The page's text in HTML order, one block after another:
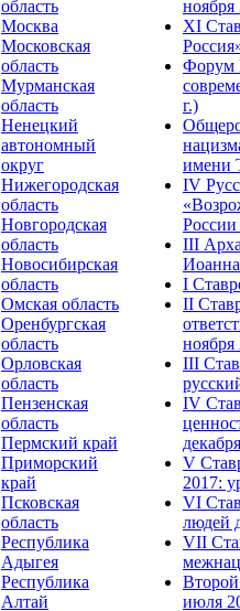
область
Москва
Московская
область
Мурманская
область
Ненецкий
автономный
округ
Нижегородская
область
Новгородская
область
Новосибирская
область
Омская область
Оренбургская
область
Орловская
область
Пензенская
область
Пермский край
Приморский
край
Псковская
область
Республика
Адыгея
Республика
Алтай
ноября
ХI
Форум
г.)
имени
IV
России
III
I
II
ноября
III
IV
V
2017:
VI
людей
VII
июля